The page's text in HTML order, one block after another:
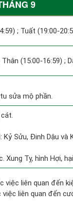
9
; Tuất (19:00-
(15:00-16:59) ;
sửa mộ phần.
Sửu, Đinh Dậu và
Tỵ, hình Hợi,
việc liên quan đến
liên quan đến